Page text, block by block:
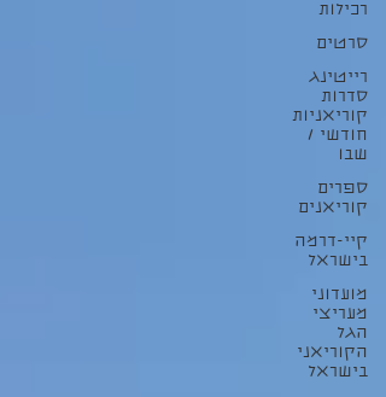
רכילות
סרטים
רייטינג
סדרות
קוריאניות
חודשי /
שבו
ספרים
קוריאנים
קיי-דרמה
בישראל
מועדוני
מעריצי
הגל
הקוריאני
בישראל